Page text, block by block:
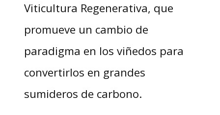
Viticultura Regenerativa, que
promueve un cambio de
paradigma en los viñedos para
convertirlos en grandes
sumideros de carbono.